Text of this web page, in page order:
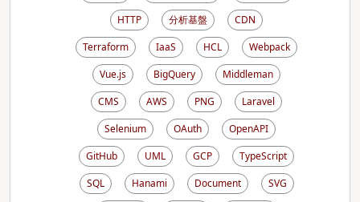
HTTP
分析基盤
CDN
Terraform
IaaS HCL
Webpack
Vue.js
BigQuery
Middleman
CMS
AWS PNG
Laravel
Selenium
OAuth
OpenAPI
GitHub
UML GCP
TypeScript
SQL
Hanami Document
SVG